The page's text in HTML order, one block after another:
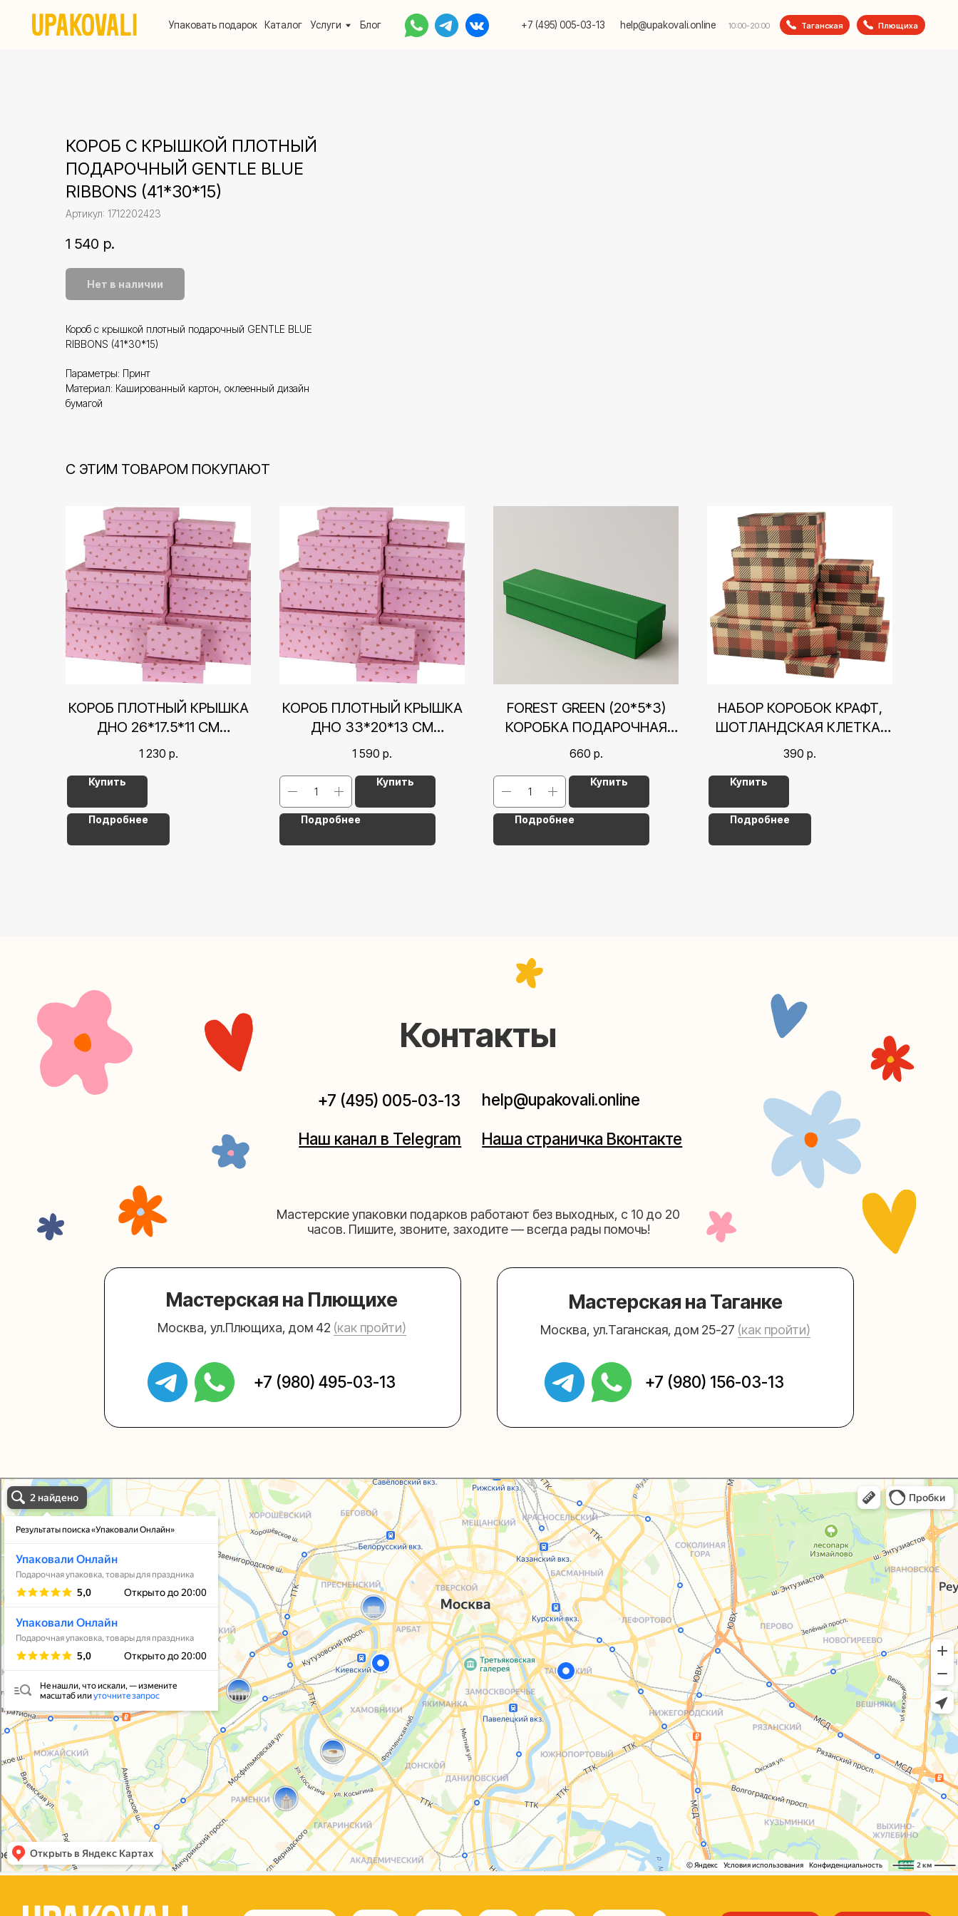
+7 (495) 005-03-13 10:00-20:00
Упаковать подарок Каталог Услуги Блог help@upakovali.online Таганская Плющиха
КОРОБ С КРЫШКОЙ ПЛОТНЫЙ
ПОДАРОЧНЫЙ GENTLE BLUE
RIBBONS (41*30*15)
Артикул: 1712202423
1 540 р.
Нет в наличии
Короб с крышкой плотный подарочный GENTLE BLUE
RIBBONS (41*30*15)
Параметры: Принт
Материал: Кашированный картон, оклеенный дизайн
бумагой
С ЭТИМ ТОВАРОМ ПОКУПАЮТ
КОРОБ ПЛОТНЫЙ КРЫШКА
ДНО 26*17.5*11 СМ
СЕРДЕЧКИ, РОЗОВЫЙ
1 230 р.
Купить
Подробнее
КОРОБ ПЛОТНЫЙ КРЫШКА
ДНО 33*20*13 СМ
СЕРДЕЧКИ, РОЗОВЫЙ
1 590 р.
Купить
Подробнее
FOREST GREEN (20*5*3)
КОРОБКА ПОДАРОЧНАЯ
КРЫШКА-ДНО
660 р.
Купить
Подробнее
НАБОР КОРОБОК КРАФТ,
ШОТЛАНДСКАЯ КЛЕТКА,
12*6,5*4 СМ
390 р.
Купить
Подробнее
часов. Пишите, звоните, заходите — всегда рады помочь!
Москва, ул.Плющиха, дом 42
Мастерская на Плющихе
+7 (980) 495-03-13 +7 (980) 156-03-13
help@upakovali.online
Упаковали Онлайн в Москве
Москва
Согласие на обработку персональных данных
Политика конфиденциальности
© 2021-2025, ООО "УПАКОВАЛИ ОНЛАЙН"
Сайт разработала hevas
help@upakovali.online
Sospeso wrap
О нас
Услуги Блог
Каталог
Упаковать подарок
В личный кабинет
+7 (495) 005-03-13